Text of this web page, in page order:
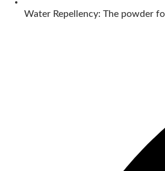
Water Repellency: The powder